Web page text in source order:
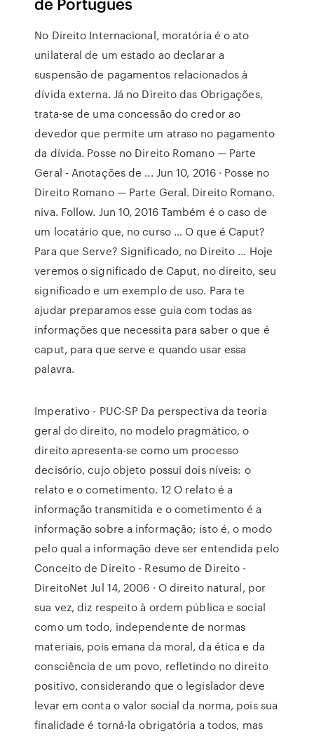
No Direito Internacional, moratória é o ato
unilateral de um estado ao declarar a
suspensão de pagamentos relacionados à
dívida externa. Já no Direito das Obrigações,
trata-se de uma concessão do credor ao
devedor que permite um atraso no pagamento
da dívida. Posse no Direito Romano — Parte
Geral - Anotações de ... Jun 10, 2016 · Posse no
Direito Romano — Parte Geral. Direito Romano.
niva. Follow. Jun 10, 2016 Também é o caso de
um locatário que, no curso … O que é Caput?
Para que Serve? Significado, no Direito ... Hoje
veremos o significado de Caput, no direito, seu
significado e um exemplo de uso. Para te
ajudar preparamos esse guia com todas as
informações que necessita para saber o que é
caput, para que serve e quando usar essa
palavra.
Imperativo - PUC-SP Da perspectiva da teoria
geral do direito, no modelo pragmático, o
direito apresenta-se como um processo
decisório, cujo objeto possui dois níveis: o
relato e o cometimento. 12 O relato é a
informação transmitida e o cometimento é a
informação sobre a informação; isto é, o modo
pelo qual a informação deve ser entendida pelo
Conceito de Direito - Resumo de Direito -
DireitoNet Jul 14, 2006 · O direito natural, por
sua vez, diz respeito à ordem pública e social
como um todo, independente de normas
materiais, pois emana da moral, da ética e da
consciência de um povo, refletindo no direito
positivo, considerando que o legislador deve
levar em conta o valor social da norma, pois sua
finalidade é torná-la obrigatória a todos, mas